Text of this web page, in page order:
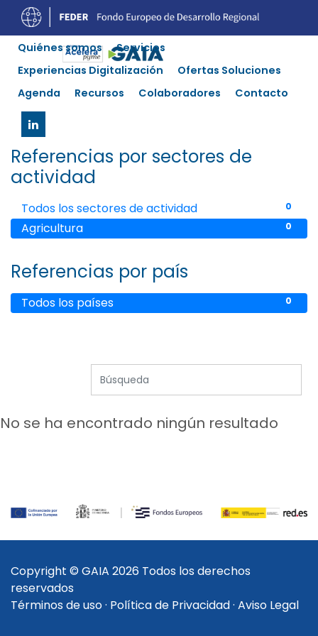
Quiénes somos
Servicios
Experiencias Digitalización
Ofertas Soluciones
Agenda
Recursos Colaboradores Contacto
Nuestras referencias
Con la confianza de millones
Referencias por sectores de
actividad
0
Todos los sectores de actividad
0
Agricultura
Referencias por país
0
Todos los países
No se ha encontrado ningún resultado
Copyright © GAIA 2026 Todos los derechos
reservados
Términos de uso· Política de Privacidad· Aviso Legal